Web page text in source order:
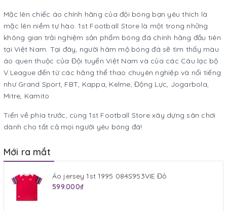
Mặc lên chiếc áo chính hãng của đội bóng bạn yêu thích là
mặc lên niềm tự hào. 1st Football Store là một trong những
không gian trải nghiệm sản phẩm bóng đá chính hãng đầu tiên
tại Việt Nam. Tại đây, người hâm mộ bóng đá sẽ tìm thấy màu
áo quen thuộc của Đội tuyển Việt Nam và của các Câu lạc bộ
V.League đến từ các hãng thể thao chuyên nghiệp và nổi tiếng
như Grand Sport, FBT, Kappa, Kelme, Động Lực, Jogarbola,
Mitre, Kamito
Tiến về phía trước, cùng 1st Football Store xây dựng sân chơi
dành cho tất cả mọi người yêu bóng đá!
Mới ra mắt
Áo jersey 1st 1995 084S953VIE Đỏ
599.000₫